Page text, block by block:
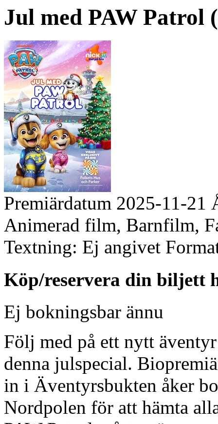
Jul med PAW Patrol
Premiärdatum 2025-11-21
Animerad film, Barnfilm,
Textning: Ej angivet
Köp/reservera din biljett
Ej bokningsbar ännu
Följ med på ett nytt
denna julspecial.
in i Äventyrsbukten åker
Nordpolen för att hämta